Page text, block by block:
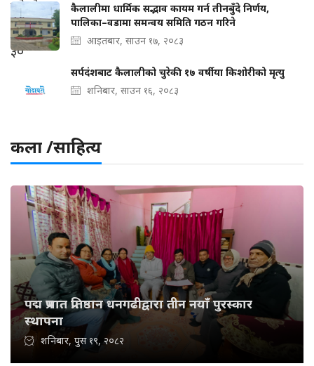
कैलालीमा धार्मिक सद्भाव कायम गर्न तीनबुँदे निर्णय,
पालिका–वडामा समन्वय समिति गठन गरिने
आइतबार, साउन १७, २०८३
सर्पदंशबाट कैलालीको चुरेकी १७ वर्षीया किशोरीको मृत्यु
शनिबार, साउन १६, २०८३
कला /साहित्य
पद्म प्रभात प्रतिष्ठान धनगढीद्वारा तीन नयाँ पुरस्कार
स्थापना
शनिबार, पुस १९, २०८२